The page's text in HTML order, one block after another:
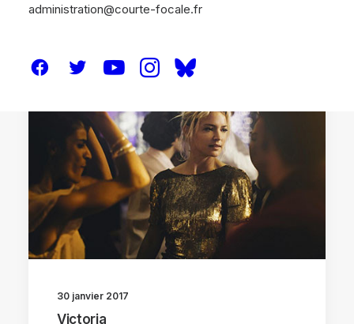
administration@courte-focale.fr
30 janvier 2017
Victoria